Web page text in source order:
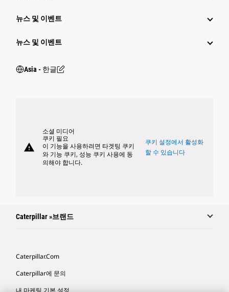
뉴스 및 이벤트
뉴스 및 이벤트
Asia - 한글
warning
소셜 미디어
쿠키 필요
이 기능을 사용하려면 타겟팅 쿠키
와 기능 쿠키, 성능 쿠키 사용에 동
의해야 합니다.
쿠키 설정에서 활성화
할 수 있습니다
Caterpillar »브랜드
Caterpillar.com
Caterpillar에 문의
내 마케팅 기본 설정